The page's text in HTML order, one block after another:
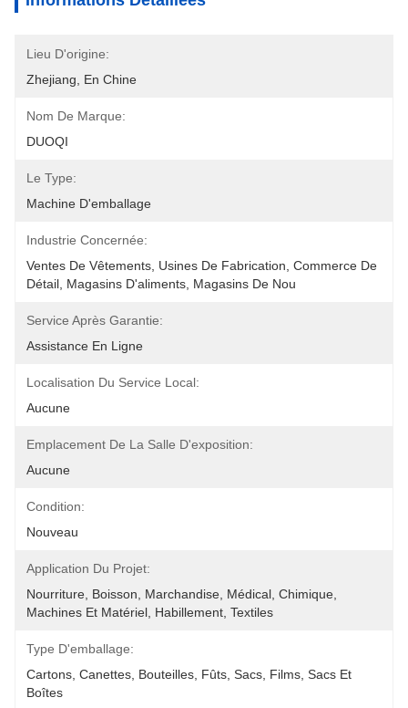
Lieu D'origine:
Zhejiang, En Chine
Nom De Marque:
DUOQI
Le Type:
Machine D'emballage
Industrie Concernée:
Ventes De Vêtements, Usines De Fabrication, Commerce De
Détail, Magasins D'aliments, Magasins De Nou
Service Après Garantie:
Assistance En Ligne
Localisation Du Service Local:
Aucune
Emplacement De La Salle D'exposition:
Aucune
Condition:
Nouveau
Application Du Projet:
Nourriture, Boisson, Marchandise, Médical, Chimique,
Machines Et Matériel, Habillement, Textiles
Type D'emballage:
Cartons, Canettes, Bouteilles, Fûts, Sacs, Films, Sacs Et
Boîtes